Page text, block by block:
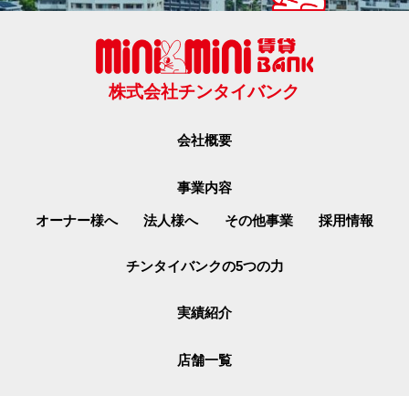
株式会社チンタイバンク
会社概要
事業内容
オーナー様へ 法人様へ その他事業 採用情報
チンタイバンクの5つの力
実績紹介
店舗一覧